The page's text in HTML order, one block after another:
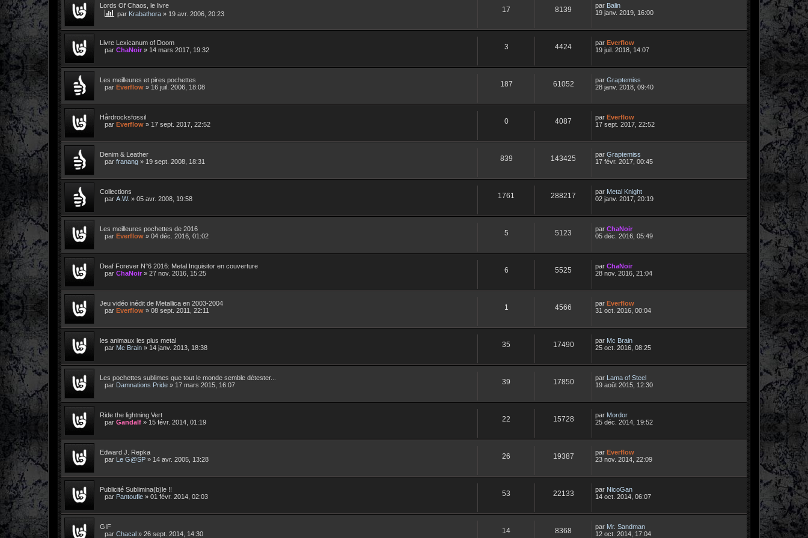
Lords Of Chaos, le livre
par Krabathora » 19 avr. 2006, 20:23 17 8139 par Balin
19 janv. 2019, 16:00
Livre Lexicanum of Doom
par ChaNoir » 14 mars 2017, 19:32 3 4424 par Everflow
19 juil. 2018, 14:07
Les meilleures et pires pochettes
par Everflow » 16 juil. 2006, 18:08 187 61052 par Graptemiss
28 janv. 2018, 09:40
Hårdrocksfossil
par Everflow » 17 sept. 2017, 22:52 0 4087 par Everflow
17 sept. 2017, 22:52
Denim & Leather
par franang » 19 sept. 2008, 18:31 839 143425 par Graptemiss
17 févr. 2017, 00:45
Collections
par A.W. » 05 avr. 2008, 19:58 1761 288217 par Metal Knight
02 janv. 2017, 20:19
Les meilleures pochettes de 2016
par Everflow » 04 déc. 2016, 01:02 5 5123 par ChaNoir
05 déc. 2016, 05:49
Deaf Forever N°6 2016: Metal Inquisitor en couverture
par ChaNoir » 27 nov. 2016, 15:25 6 5525 par ChaNoir
28 nov. 2016, 21:04
Jeu vidéo inédit de Metallica en 2003-2004
par Everflow » 08 sept. 2011, 22:11 1 4566 par Everflow
31 oct. 2016, 00:04
les animaux les plus metal
par Mc Brain » 14 janv. 2013, 18:38 35 17490 par Mc Brain
25 oct. 2016, 08:25
Les pochettes sublimes que tout le monde semble détester...
par Damnations Pride » 17 mars 2015, 16:07 39 17850 par Lama of Steel
19 août 2015, 12:30
Ride the lightning Vert
par Gandalf » 15 févr. 2014, 01:19 22 15728 par Mordor
25 déc. 2014, 19:52
Edward J. Repka
par Le G@SP » 14 avr. 2005, 13:28 26 19387 par Everflow
23 nov. 2014, 22:09
Publicité Sublimina(b)le !!
par Pantoufle » 01 févr. 2014, 02:03 53 22133 par NicoGan
14 oct. 2014, 06:07
GIF
par Chacal » 26 sept. 2014, 14:30 14 8368 par Mr. Sandman
12 oct. 2014, 17:04